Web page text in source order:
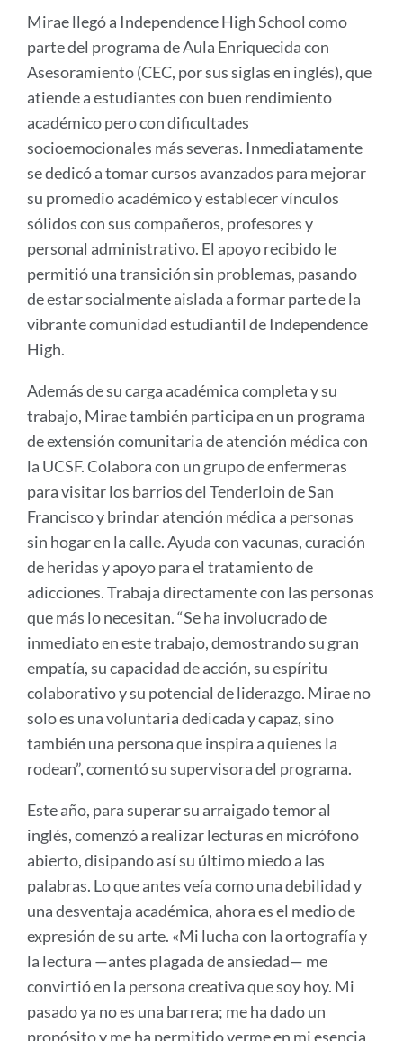
Mirae llegó a Independence High School como
parte del programa de Aula Enriquecida con
Asesoramiento (CEC, por sus siglas en inglés), que
atiende a estudiantes con buen rendimiento
académico pero con dificultades
socioemocionales más severas. Inmediatamente
se dedicó a tomar cursos avanzados para mejorar
su promedio académico y establecer vínculos
sólidos con sus compañeros, profesores y
personal administrativo. El apoyo recibido le
permitió una transición sin problemas, pasando
de estar socialmente aislada a formar parte de la
vibrante comunidad estudiantil de Independence
High.
Además de su carga académica completa y su
trabajo, Mirae también participa en un programa
de extensión comunitaria de atención médica con
la UCSF. Colabora con un grupo de enfermeras
para visitar los barrios del Tenderloin de San
Francisco y brindar atención médica a personas
sin hogar en la calle. Ayuda con vacunas, curación
de heridas y apoyo para el tratamiento de
adicciones. Trabaja directamente con las personas
que más lo necesitan. “Se ha involucrado de
inmediato en este trabajo, demostrando su gran
empatía, su capacidad de acción, su espíritu
colaborativo y su potencial de liderazgo. Mirae no
solo es una voluntaria dedicada y capaz, sino
también una persona que inspira a quienes la
rodean”, comentó su supervisora ​​del programa.
Este año, para superar su arraigado temor al
inglés, comenzó a realizar lecturas en micrófono
abierto, disipando así su último miedo a las
palabras. Lo que antes veía como una debilidad y
una desventaja académica, ahora es el medio de
expresión de su arte. «Mi lucha con la ortografía y
la lectura —antes plagada de ansiedad— me
convirtió en la persona creativa que soy hoy. Mi
pasado ya no es una barrera; me ha dado un
propósito y me ha permitido verme en mi esencia